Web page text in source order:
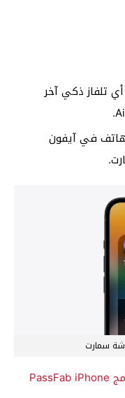
تلفاز ذكي آخر
في آيفون
سمارت
كيفية استخدام برنامج PassFab iPhone